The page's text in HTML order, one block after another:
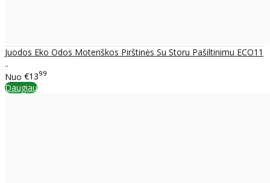
Juodos Eko Odos Moteriškos Pirštinės Su Storu Pašiltinimu ECO11
..
Nuo €1399
Daugiau